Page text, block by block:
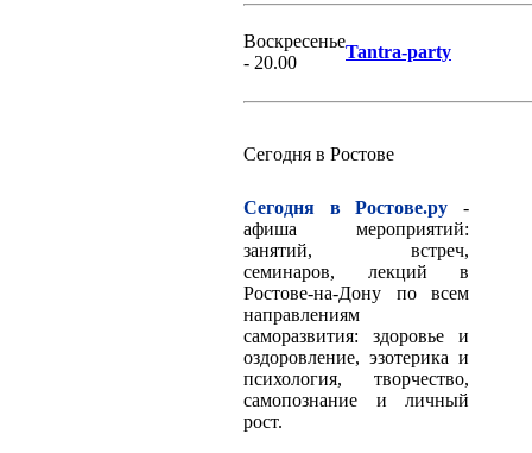
Воскресенье
- 20.00
Tantra-party
Сегодня в Ростове
Сегодня в Ростове.ру -
афиша мероприятий:
занятий, встреч,
семинаров, лекций в
Ростове-на-Дону по всем
направлениям
саморазвития: здоровье и
оздоровление, эзотерика и
психология, творчество,
самопознание и личный
рост.